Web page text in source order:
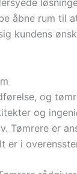
åbne rum til
kundens
og
og
Tømrere er
i